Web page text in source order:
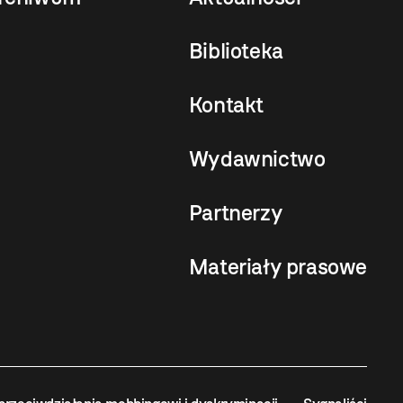
Biblioteka
Kontakt
Wydawnictwo
Partnerzy
Materiały prasowe